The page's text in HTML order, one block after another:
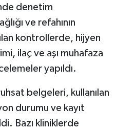
denetim
ve refahının
kontrollerde, hijyen
ilaç ve aşı muhafaza
yapıldı.
belgeleri, kullanılan
durumu ve kayıt
Bazı kliniklerde